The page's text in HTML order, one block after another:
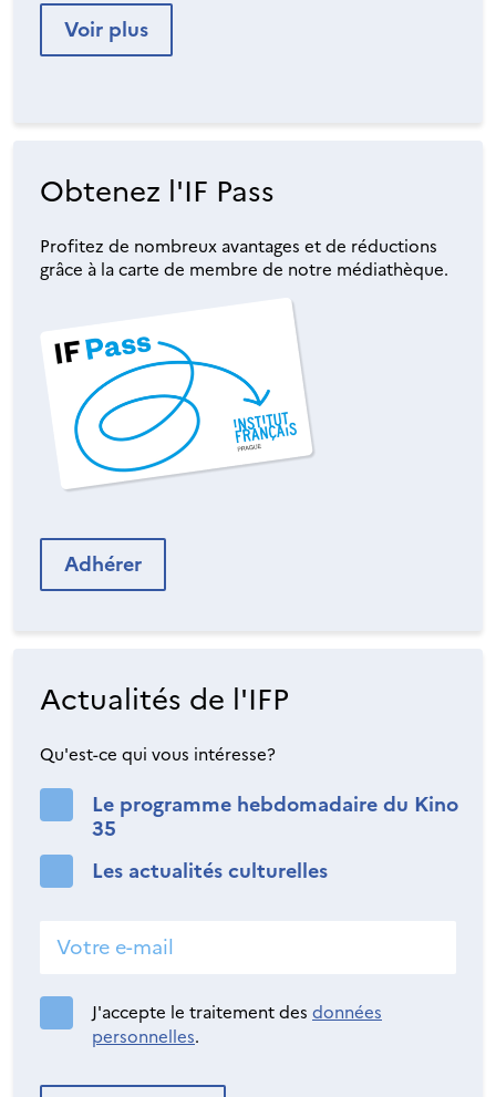
Voir plus
Obtenez l'IF Pass
Profitez de nombreux avantages et de réductions
grâce à la carte de membre de notre médiathèque.
Adhérer
Actualités de l'IFP
Qu'est-ce qui vous intéresse?
Le programme hebdomadaire du Kino
35
Les actualités culturelles
J'accepte le traitement des données
personnelles.